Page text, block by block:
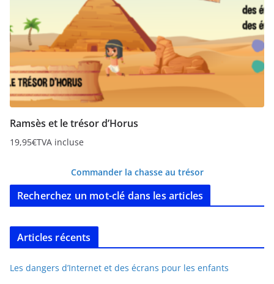
Ramsès et le trésor d’Horus
19,95€TVA incluse
Commander la chasse au trésor
Recherchez un mot-clé dans les articles
Articles récents
Les dangers d’Internet et des écrans pour les enfants